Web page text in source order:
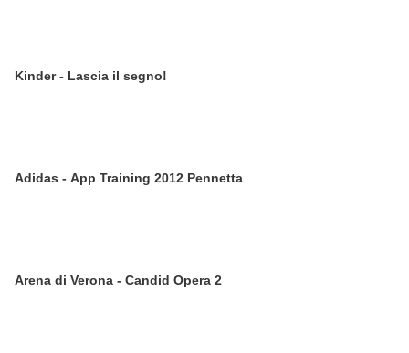
Kinder - Lascia il segno!
Adidas - App Training 2012 Pennetta
Arena di Verona - Candid Opera 2